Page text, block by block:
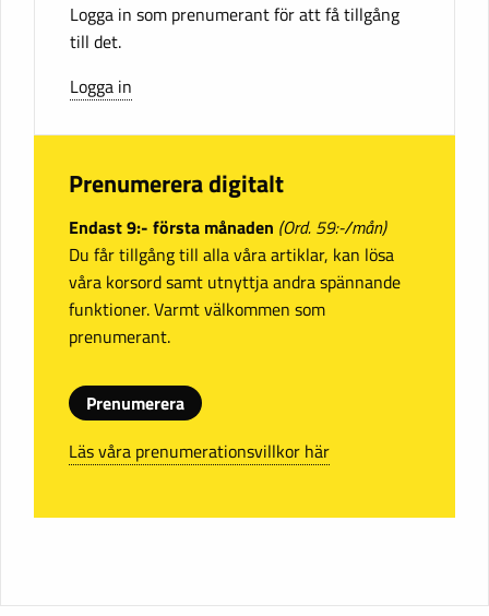
Logga in som prenumerant för att få tillgång
till det.
Logga in
Prenumerera digitalt
Endast 9:- första månaden (Ord. 59:-/mån)
Du får tillgång till alla våra artiklar, kan lösa
våra korsord samt utnyttja andra spännande
funktioner. Varmt välkommen som
prenumerant.
Prenumerera
Läs våra prenumerationsvillkor här